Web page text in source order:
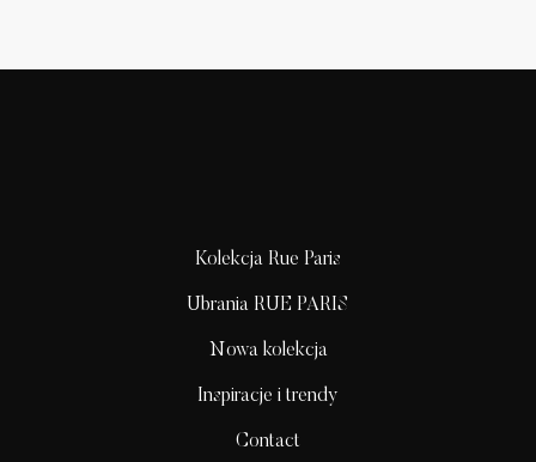
Kolekcja Rue Paris
Ubrania RUE PARIS
Nowa kolekcja
Inspiracje i trendy
Contact